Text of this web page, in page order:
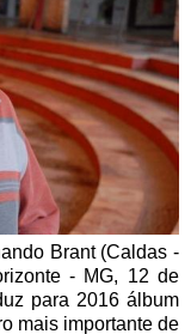
Brant (Caldas -
- MG, 12 de
para 2016 álbum
mais importante de